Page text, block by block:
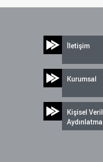
İletişim
Kurumsal
Kişisel